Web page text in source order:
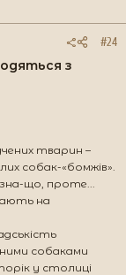
#24
з
тварин –
собак-«бомжів».
що, проте...
на
собаками
у столиці